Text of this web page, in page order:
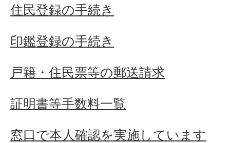
住民登録の手続き
印鑑登録の手続き
戸籍・住民票等の郵送請求
証明書等手数料一覧
窓口で本人確認を実施しています